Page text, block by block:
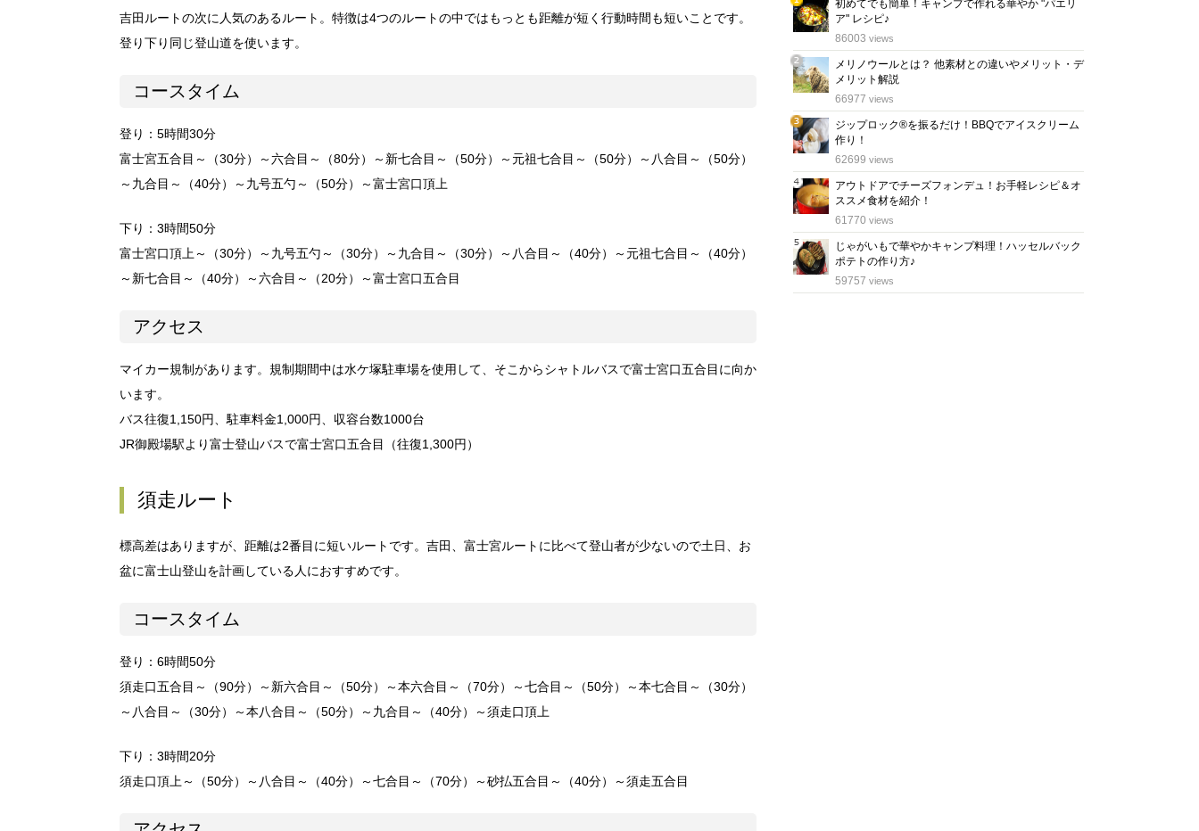
吉田ルートの次に人気のあるルート。特徴は4つのルートの中ではもっとも距離が短く行動時間も短いことです。
登り下り同じ登山道を使います。
コースタイム
登り：5時間30分
富士宮五合目～（30分）～六合目～（80分）～新七合目～（50分）～元祖七合目～（50分）～八合目～（50分）
～九合目～（40分）～九号五勺～（50分）～富士宮口頂上
下り：3時間50分
富士宮口頂上～（30分）～九号五勺～（30分）～九合目～（30分）～八合目～（40分）～元祖七合目～（40分）
～新七合目～（40分）～六合目～（20分）～富士宮口五合目
アクセス
マイカー規制があります。規制期間中は水ケ塚駐車場を使用して、そこからシャトルバスで富士宮口五合目に向か
います。
バス往復1,150円、駐車料金1,000円、収容台数1000台
JR御殿場駅より富士登山バスで富士宮口五合目（往復1,300円）
須走ルート
標高差はありますが、距離は2番目に短いルートです。吉田、富士宮ルートに比べて登山者が少ないので土日、お
盆に富士山登山を計画している人におすすめです。
コースタイム
登り：6時間50分
須走口五合目～（90分）～新六合目～（50分）～本六合目～（70分）～七合目～（50分）～本七合目～（30分）
～八合目～（30分）～本八合目～（50分）～九合目～（40分）～須走口頂上
下り：3時間20分
須走口頂上～（50分）～八合目～（40分）～七合目～（70分）～砂払五合目～（40分）～須走五合目
1
位
初めてでも簡単！キャンプで作れる華やか "パエリ
ア" レシピ♪
86003 views
2
位
メリノウールとは？ 他素材との違いやメリット・デ
メリット解説
66977 views
3
位
ジップロック®を振るだけ！BBQでアイスクリーム
作り！
62699 views
4
位
アウトドアでチーズフォンデュ！お手軽レシピ＆オ
ススメ食材を紹介！
61770 views
5
位
じゃがいもで華やかキャンプ料理！ハッセルバック
ポテトの作り方♪
59757 views